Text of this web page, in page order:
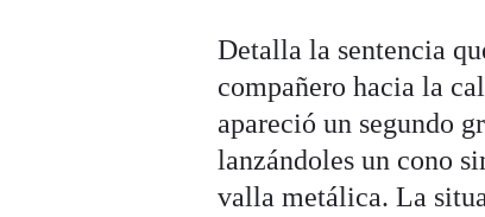
Detalla la sentencia
compañero hacia la
apareció un segundo
lanzándoles un cono
valla metálica. La